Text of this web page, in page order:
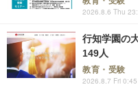
2026.8.6 Thu
行知学園の
149人
教育・受験
2026.8.7 Fri 0:45